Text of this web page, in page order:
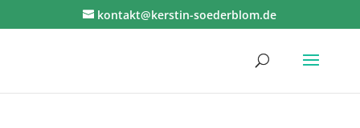
kontakt@kerstin-soederblom.de